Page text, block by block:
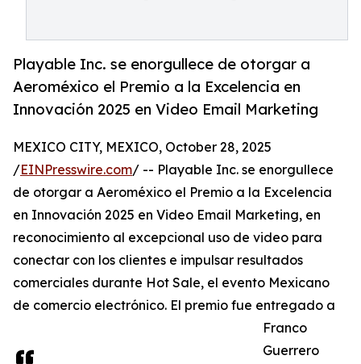
Playable Inc. se enorgullece de otorgar a
Aeroméxico el Premio a la Excelencia en
Innovación 2025 en Video Email Marketing
MEXICO CITY, MEXICO, October 28, 2025
/EINPresswire.com/ -- Playable Inc. se enorgullece
de otorgar a Aeroméxico el Premio a la Excelencia
en Innovación 2025 en Video Email Marketing, en
reconocimiento al excepcional uso de video para
conectar con los clientes e impulsar resultados
comerciales durante Hot Sale, el evento Mexicano
de comercio electrónico. El premio fue entregado a
Franco
Guerrero